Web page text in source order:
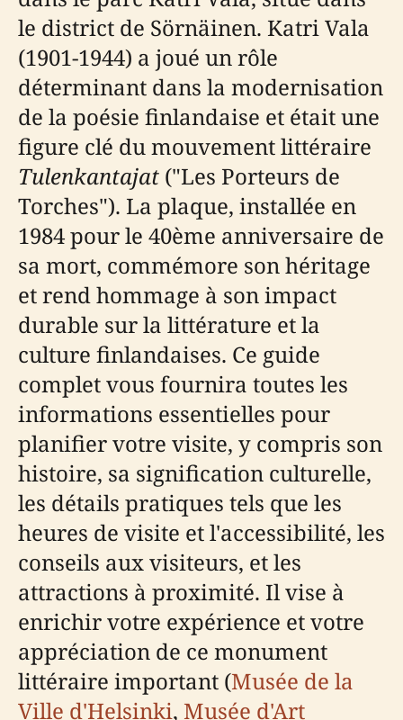
le district de Sörnäinen. Katri Vala
(1901-1944) a joué un rôle
déterminant dans la modernisation
de la poésie finlandaise et était une
figure clé du mouvement littéraire
Tulenkantajat ("Les Porteurs de
Torches"). La plaque, installée en
1984 pour le 40ème anniversaire de
sa mort, commémore son héritage
et rend hommage à son impact
durable sur la littérature et la
culture finlandaises. Ce guide
complet vous fournira toutes les
informations essentielles pour
planifier votre visite, y compris son
histoire, sa signification culturelle,
les détails pratiques tels que les
heures de visite et l'accessibilité, les
conseils aux visiteurs, et les
attractions à proximité. Il vise à
enrichir votre expérience et votre
appréciation de ce monument
littéraire important (Musée de la
Ville d'Helsinki, Musée d'Art